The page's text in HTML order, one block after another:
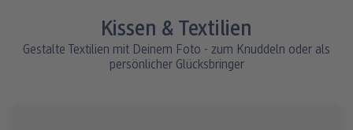
Kissen & Textilien
Gestalte Textilien mit Deinem Foto - zum Knuddeln oder als
persönlicher Glücksbringer